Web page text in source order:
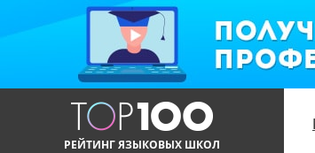
РЕЙТИНГ ЯЗЫКОВЫХ ШКОЛ